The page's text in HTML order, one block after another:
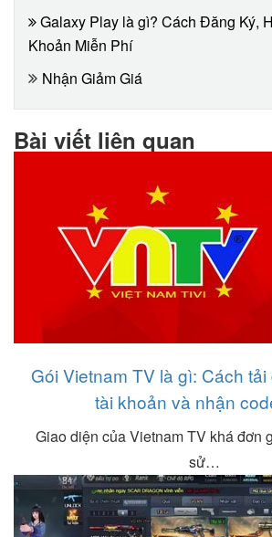
Galaxy Play là gì? Cách Đăng Ký,
Khoản Miễn Phí
Nhận Giảm Giá
Bài viết liên quan
Gói Vietnam TV là gì: Cách
tài khoản và nhận
Giao diện của Vietnam TV khá đơn
sử…